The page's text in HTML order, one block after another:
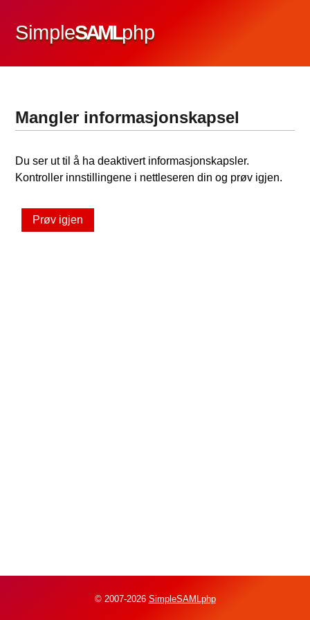
SimpleSAMLphp
Mangler informasjonskapsel
Du ser ut til å ha deaktivert informasjonskapsler.
Kontroller innstillingene i nettleseren din og prøv igjen.
Prøv igjen
© 2007-2026 SimpleSAMLphp